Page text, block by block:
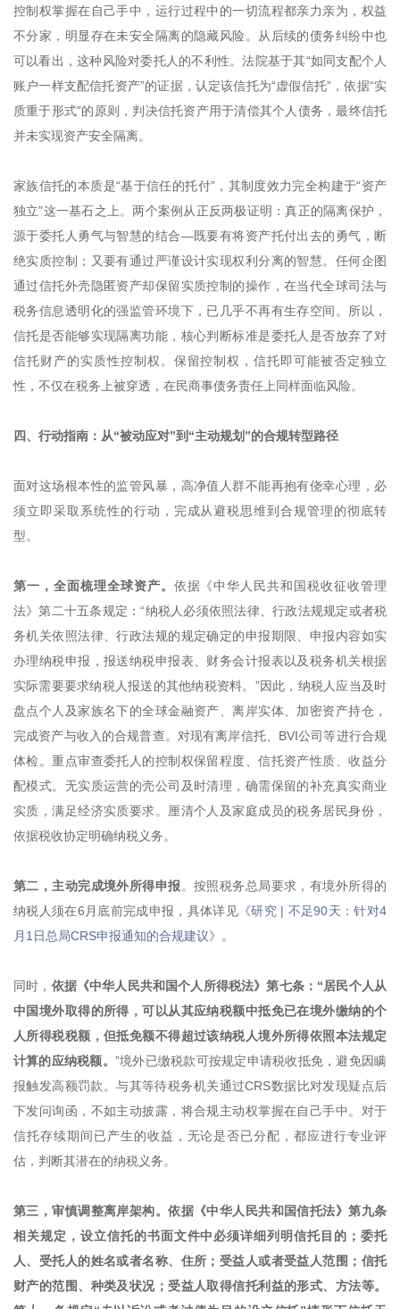
控制权掌握在自己手中，运行过程中的一切流程都亲力亲为，权益
不分家，明显存在未安全隔离的隐藏风险。从后续的债务纠纷中也
可以看出，这种风险对委托人的不利性。法院基于其“如同支配个人
账户一样支配信托资产”的证据，认定该信托为“虚假信托”，依据“实
质重于形式”的原则，判决信托资产用于清偿其个人债务，最终信托
并未实现资产安全隔离。
家族信托的本质是“基于信任的托付”，其制度效力完全构建于“资产
独立”这一基石之上。两个案例从正反两极证明：真正的隔离保护，
源于委托人勇气与智慧的结合—既要有将资产托付出去的勇气，断
绝实质控制；又要有通过严谨设计实现权利分离的智慧。任何企图
通过信托外壳隐匿资产却保留实质控制的操作，在当代全球司法与
税务信息透明化的强监管环境下，已几乎不再有生存空间。所以，
信托是否能够实现隔离功能，核心判断标准是委托人是否放弃了对
信托财产的实质性控制权。保留控制权，信托即可能被否定独立
性，不仅在税务上被穿透，在民商事债务责任上同样面临风险。
四、行动指南：从“被动应对”到“主动规划”的合规转型路径
面对这场根本性的监管风暴，高净值人群不能再抱有侥幸心理，必
须立即采取系统性的行动，完成从避税思维到合规管理的彻底转
型。
第一，全面梳理全球资产。 依据《中华人民共和国税收征收管理
法》第二十五条规定：“纳税人必须依照法律、行政法规规定或者税
务机关依照法律、行政法规的规定确定的申报期限、申报内容如实
办理纳税申报，报送纳税申报表、财务会计报表以及税务机关根据
实际需要要求纳税人报送的其他纳税资料。”因此，纳税人应当及时
盘点个人及家族名下的全球金融资产、离岸实体、加密资产持仓，
完成资产与收入的合规普查。对现有离岸信托、BVI公司等进行合规
体检。重点审查委托人的控制权保留程度、信托资产性质、收益分
配模式。无实质运营的壳公司及时清理，确需保留的补充真实商业
实质，满足经济实质要求。厘清个人及家庭成员的税务居民身份，
依据税收协定明确纳税义务。
第二，主动完成境外所得申报 。按照税务总局要求，有境外所得的
纳税人须在6月底前完成申报，具体详见 《研究 | 不足90天：针对4
月1日总局CRS申报通知的合规建议》
。
同时， 依据《中华人民共和国个人所得税法》第七条：“居民个人从
中国境外取得的所得，可以从其应纳税额中抵免已在境外缴纳的个
人所得税税额，但抵免额不得超过该纳税人境外所得依照本法规定
计算的应纳税额。 ”境外已缴税款可按规定申请税收抵免，避免因瞒
报触发高额罚款。与其等待税务机关通过CRS数据比对发现疑点后
下发问询函，不如主动披露，将合规主动权掌握在自己手中。对于
信托存续期间已产生的收益，无论是否已分配，都应进行专业评
估，判断其潜在的纳税义务。
第三，审慎调整离岸架构。依据《中华人民共和国信托法》第九条
相关规定，设立信托的书面文件中必须详细列明信托目的；委托
人、受托人的姓名或者名称、住所；受益人或者受益人范围；信托
财产的范围、种类及状况；受益人取得信托利益的形式、方法等。